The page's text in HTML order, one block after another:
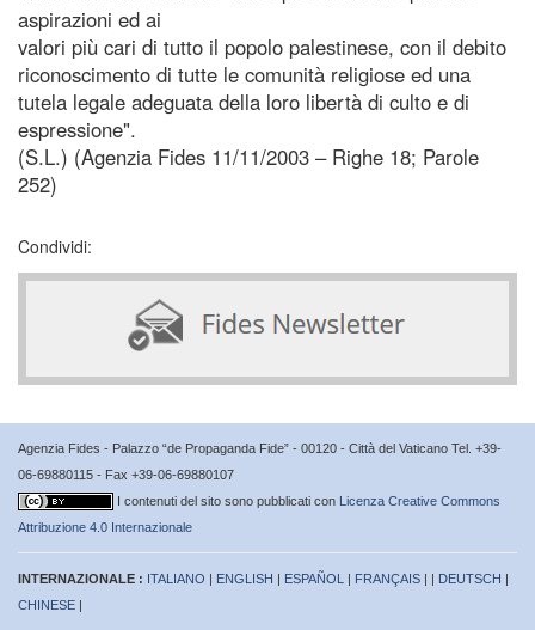
aspirazioni ed ai
valori più cari di tutto il popolo palestinese, con il debito
riconoscimento di tutte le comunità religiose ed una
tutela legale adeguata della loro libertà di culto e di
espressione".
(S.L.) (Agenzia Fides 11/11/2003 – Righe 18; Parole
252)
Condividi:
Agenzia Fides - Palazzo “de Propaganda Fide” - 00120 - Città del Vaticano Tel. +39-
06-69880115 - Fax +39-06-69880107
I contenuti del sito sono pubblicati con Licenza Creative Commons
Attribuzione 4.0 Internazionale
INTERNAZIONALE : ITALIANO | ENGLISH | ESPAÑOL | FRANÇAIS | | DEUTSCH |
CHINESE |